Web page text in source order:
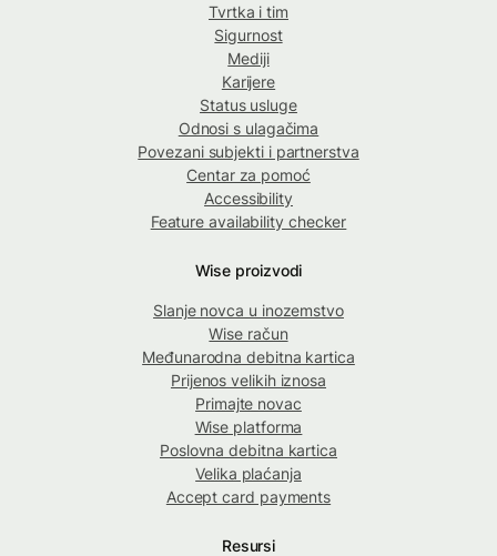
Tvrtka i tim
Sigurnost
Mediji
Karijere
Status usluge
Odnosi s ulagačima
Povezani subjekti i partnerstva
Centar za pomoć
Accessibility
Feature availability checker
Wise proizvodi
Slanje novca u inozemstvo
Wise račun
Međunarodna debitna kartica
Prijenos velikih iznosa
Primajte novac
Wise platforma
Poslovna debitna kartica
Velika plaćanja
Accept card payments
Resursi